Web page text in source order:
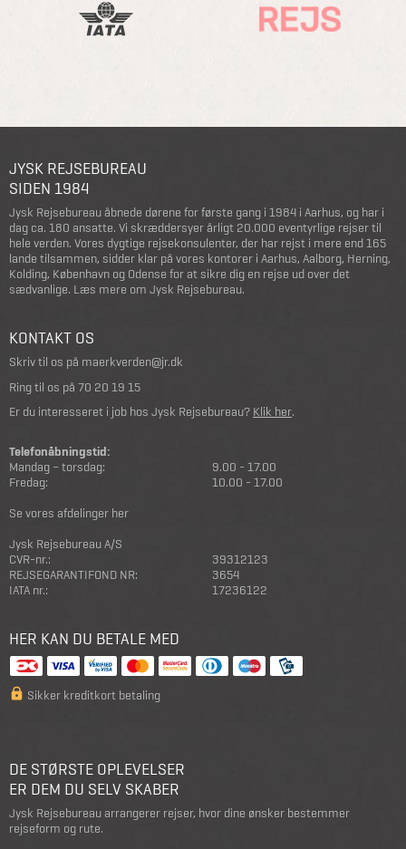
JYSK REJSEBUREAU
SIDEN 1984
Jysk Rejsebureau åbnede dørene for første gang i 1984 i Aarhus, og har i
dag ca. 180 ansatte. Vi skræddersyer årligt 20.000 eventyrlige rejser til
hele verden. Vores dygtige rejsekonsulenter, der har rejst i mere end 165
lande tilsammen, sidder klar på vores kontorer i Aarhus, Aalborg, Herning,
Kolding, København og Odense for at sikre dig en rejse ud over det
sædvanlige. Læs mere om Jysk Rejsebureau.
KONTAKT OS
Skriv til os på maerkverden@jr.dk
Ring til os på 70 20 19 15
Er du interesseret i job hos Jysk Rejsebureau? Klik her.
Telefonåbningstid:
Mandag – torsdag:
9.00 - 17.00
Fredag:
10.00 - 17.00
Se vores afdelinger her
Jysk Rejsebureau A/S
CVR-nr.:
39312123
REJSEGARANTIFOND NR:
3654
IATA nr.:
17236122
HER KAN DU BETALE MED
Sikker kreditkort betaling
DE STØRSTE OPLEVELSER
ER DEM DU SELV SKABER
Jysk Rejsebureau arrangerer rejser, hvor dine ønsker bestemmer
rejseform og rute.